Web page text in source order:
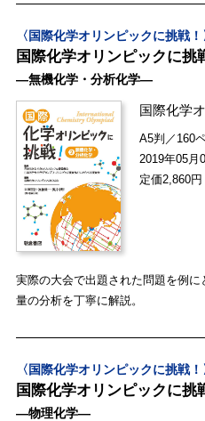
〈国際化学オリンピックに挑戦！
国際化学オリンピックに挑
―無機化学・分析化学―
国際化学
A5判／160
2019年05月
定価2,860円
実際の大会で出題された問題を例に
量の分析を丁寧に解説。
〈国際化学オリンピックに挑戦！
国際化学オリンピックに挑
―物理化学―